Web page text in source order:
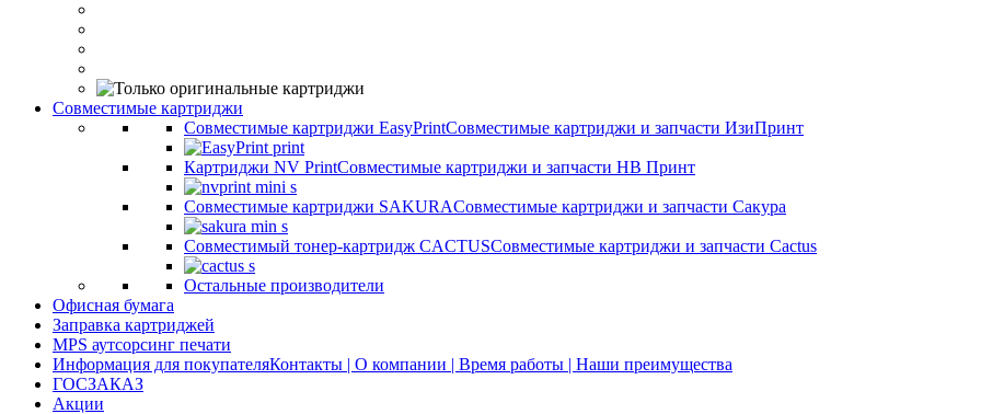
Совместимые картриджи
Совместимые картриджи EasyPrintСовместимые картриджи и запчасти ИзиПринт
Картриджи NV PrintСовместимые картриджи и запчасти НВ Принт
Совместимые картриджи SAKURAСовместимые картриджи и запчасти Сакура
Совместимый тонер-картридж CACTUSСовместимые картриджи и запчасти Cactus
Остальные производители
Офисная бумага
Заправка картриджей
MPS аутсорсинг печати
Информация для покупателяКонтакты | О компании | Время работы | Наши преимущества
ГОСЗАКАЗ
Акции